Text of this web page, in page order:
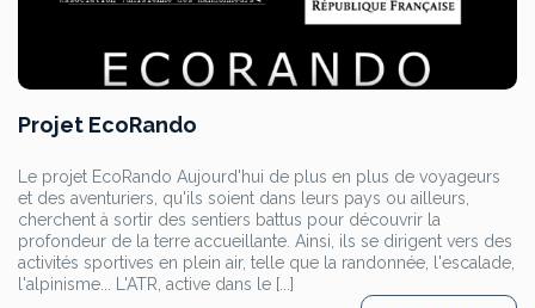
Projet EcoRando
Le projet EcoRando Aujourd'hui de plus en plus de voyageurs
et des aventuriers, qu'ils soient dans leurs pays ou ailleurs,
cherchent à sortir des sentiers battus pour découvrir la
profondeur de la terre accueillante. Ainsi, ils se dirigent vers des
activités sportives en plein air, telle que la randonnée, l'escalade,
l'alpinisme... L'ATR, active dans le [...]